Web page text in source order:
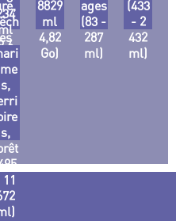
8829
ml
4,82
Go)
ages
(83 -
287
ml)
(433
- 2
432
ml)
s,
s,